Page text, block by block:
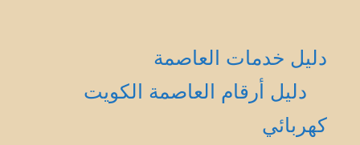
دليل خدمات العاصمة
دليل أرقام العاصمة الكويت
كهربائي